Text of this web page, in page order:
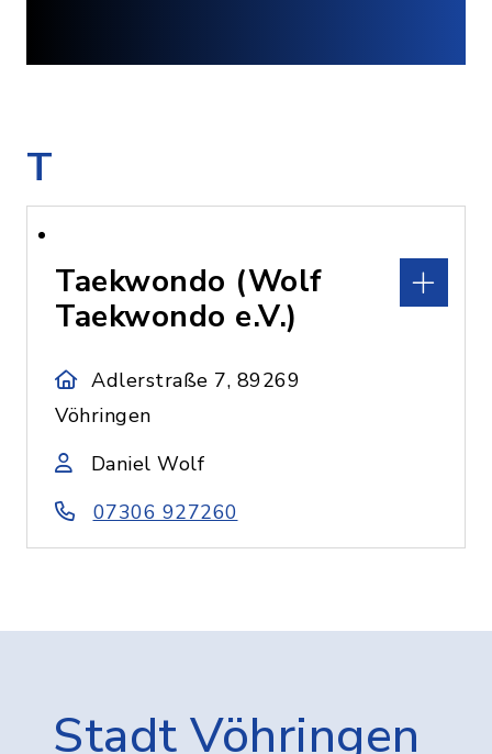
T
Taekwondo (Wolf
Taekwondo e.V.)
Adlerstraße 7, 89269
Vöhringen
Daniel Wolf
07306 927260
Stadt Vöhringen